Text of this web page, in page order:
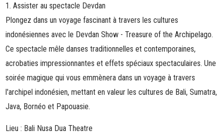
1. Assister au spectacle Devdan
Plongez dans un voyage fascinant à travers les cultures
indonésiennes avec le Devdan Show - Treasure of the Archipelago.
Ce spectacle mêle danses traditionnelles et contemporaines,
acrobaties impressionnantes et effets spéciaux spectaculaires. Une
soirée magique qui vous emmènera dans un voyage à travers
l'archipel indonésien, mettant en valeur les cultures de Bali, Sumatra,
Java, Bornéo et Papouasie.
Lieu : Bali Nusa Dua Theatre